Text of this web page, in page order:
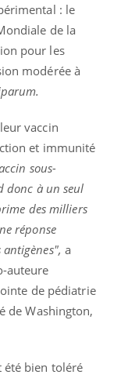
: le
de la
pour les
modérée à
vaccin
et immunité
sous-
donc à un seul
des milliers
réponse
a
auteure
de pédiatrie
de Washington,
bien toléré